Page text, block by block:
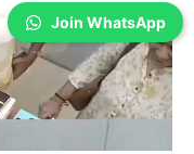
Join WhatsApp